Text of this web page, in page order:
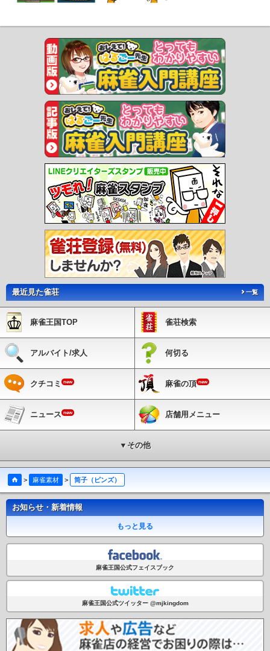
最近見た雀荘 一覧
麻雀王国TOP 雀荘検索
アルバイト/求人 何切る
クチコミ new 麻雀の頂 new
ニュース new 店舗用メニュー
▼その他
> 麻雀素材 > 筒子（ピンズ）
お知らせ・新着情報
もっと見る
麻雀王国公式フェイスブック
麻雀王国公式ツイッター @mjkingdom